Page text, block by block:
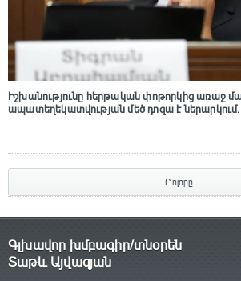
Իշխանությունը հերթական փոթորկից առաջ
ապատեղեկատվության մեծ դnզա է
Բոլորը
Գլխավոր խմբագիր/տնօրեն
Տաթև Այվազյան